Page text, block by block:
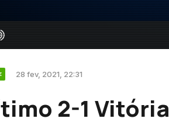
28 fev, 2021, 22:31
2-1